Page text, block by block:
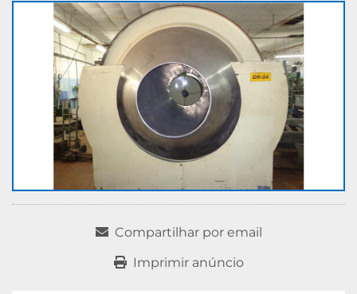
Compartilhar por email
Imprimir anúncio